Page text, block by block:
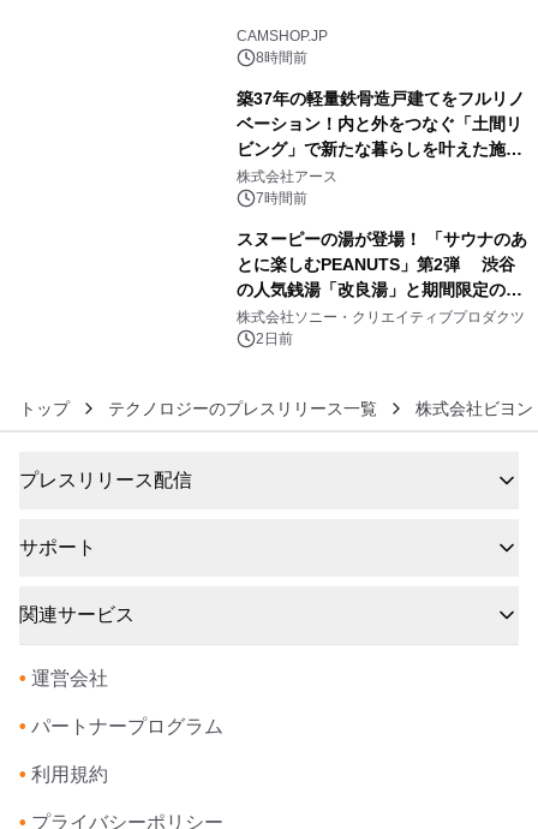
CAMSHOP.JP
8時間前
築37年の軽量鉄骨造戸建てをフルリノ
ベーション！内と外をつなぐ「土間リ
ビング」で新たな暮らしを叶えた施工
事例を株式会社アースが公開
株式会社アース
7時間前
スヌーピーの湯が登場！ 「サウナのあ
とに楽しむPEANUTS」第2弾 渋谷
の人気銭湯「改良湯」と期間限定のコ
ラボレーション サウナイキタイコラ
ボグッズも発売決定！
株式会社ソニー・クリエイティブプロダクツ
2日前
トップ テクノロジーのプレスリリース一覧 株式会社ビヨン
プレスリリース配信
サポート
関連サービス
• 運営会社
• パートナープログラム
• 利用規約
• プライバシーポリシー